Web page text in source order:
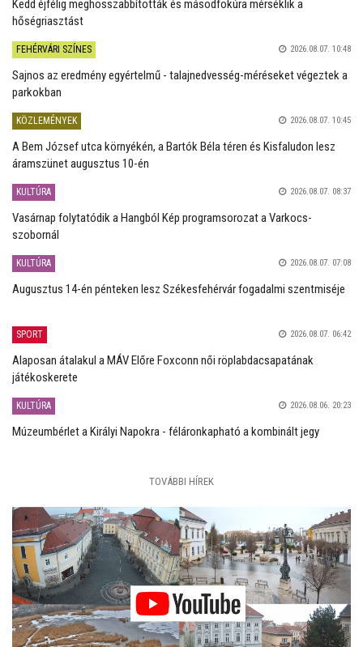
Kedd éjfélig meghosszabbították és másodfokúra mérséklik a
hőségriasztást
FEHÉRVÁRI SZÍNES 2026.08.07. 10:48
Sajnos az eredmény egyértelmű - talajnedvesség-méréseket végeztek a
parkokban
KÖZLEMÉNYEK 2026.08.07. 10:45
A Bem József utca környékén, a Bartók Béla téren és Kisfaludon lesz
áramszünet augusztus 10-én
KULTÚRA 2026.08.07. 08:37
Vasárnap folytatódik a Hangból Kép programsorozat a Varkocs-
szobornál
KULTÚRA 2026.08.07. 07:08
Augusztus 14-én pénteken lesz Székesfehérvár fogadalmi szentmiséje
SPORT 2026.08.07. 06:42
Alaposan átalakul a MÁV Előre Foxconn női röplabdacsapatának
játékoskerete
KULTÚRA 2026.08.06. 20:23
Múzeumbérlet a Királyi Napokra - féláronkapható a kombinált jegy
TOVÁBBI HÍREK